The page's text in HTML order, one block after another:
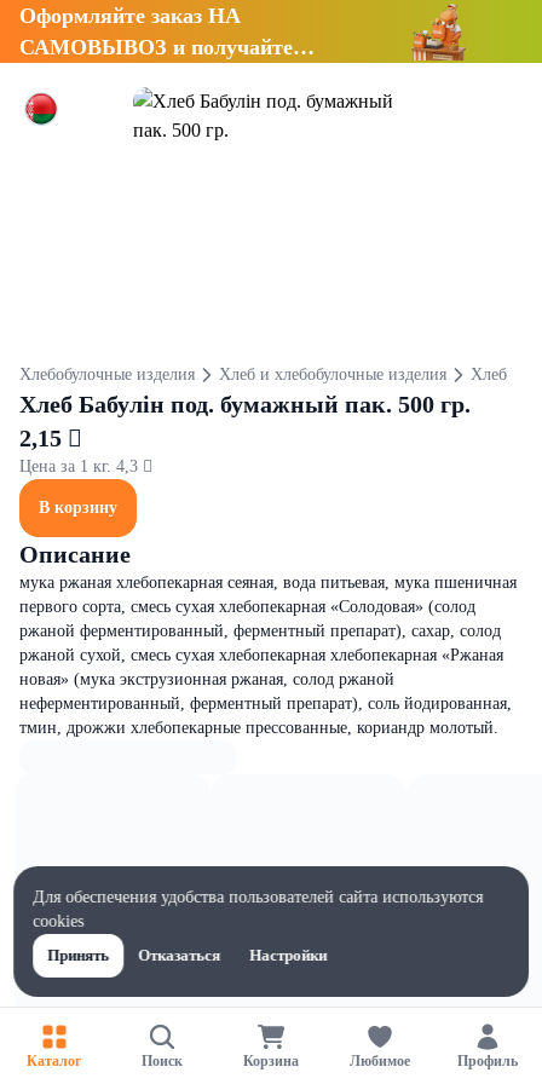
Оформляйте заказ НА
САМОВЫВОЗ и получайте
Хлебобулочные изделия Хлеб и хлебобулочные изделия Хлеб
Хлеб Бабулін под. бумажный пак. 500 гр.
2,15 
Цена за 1 кг. 4,3 
В корзину
Описание
мука ржаная хлебопекарная сеяная, вода питьевая, мука пшеничная
первого сорта, смесь сухая хлебопекарная «Солодовая» (солод
ржаной ферментированный, ферментный препарат), сахар, солод
ржаной сухой, смесь сухая хлебопекарная хлебопекарная «Ржаная
новая» (мука экструзионная ржаная, солод ржаной
неферментированный, ферментный препарат), соль йодированная,
тмин, дрожжи хлебопекарные прессованные, кориандр молотый.
Каталог Поиск Корзина Любимое Профиль
Для обеспечения удобства пользователей сайта используются
cookies
Принять
Отказаться Настройки